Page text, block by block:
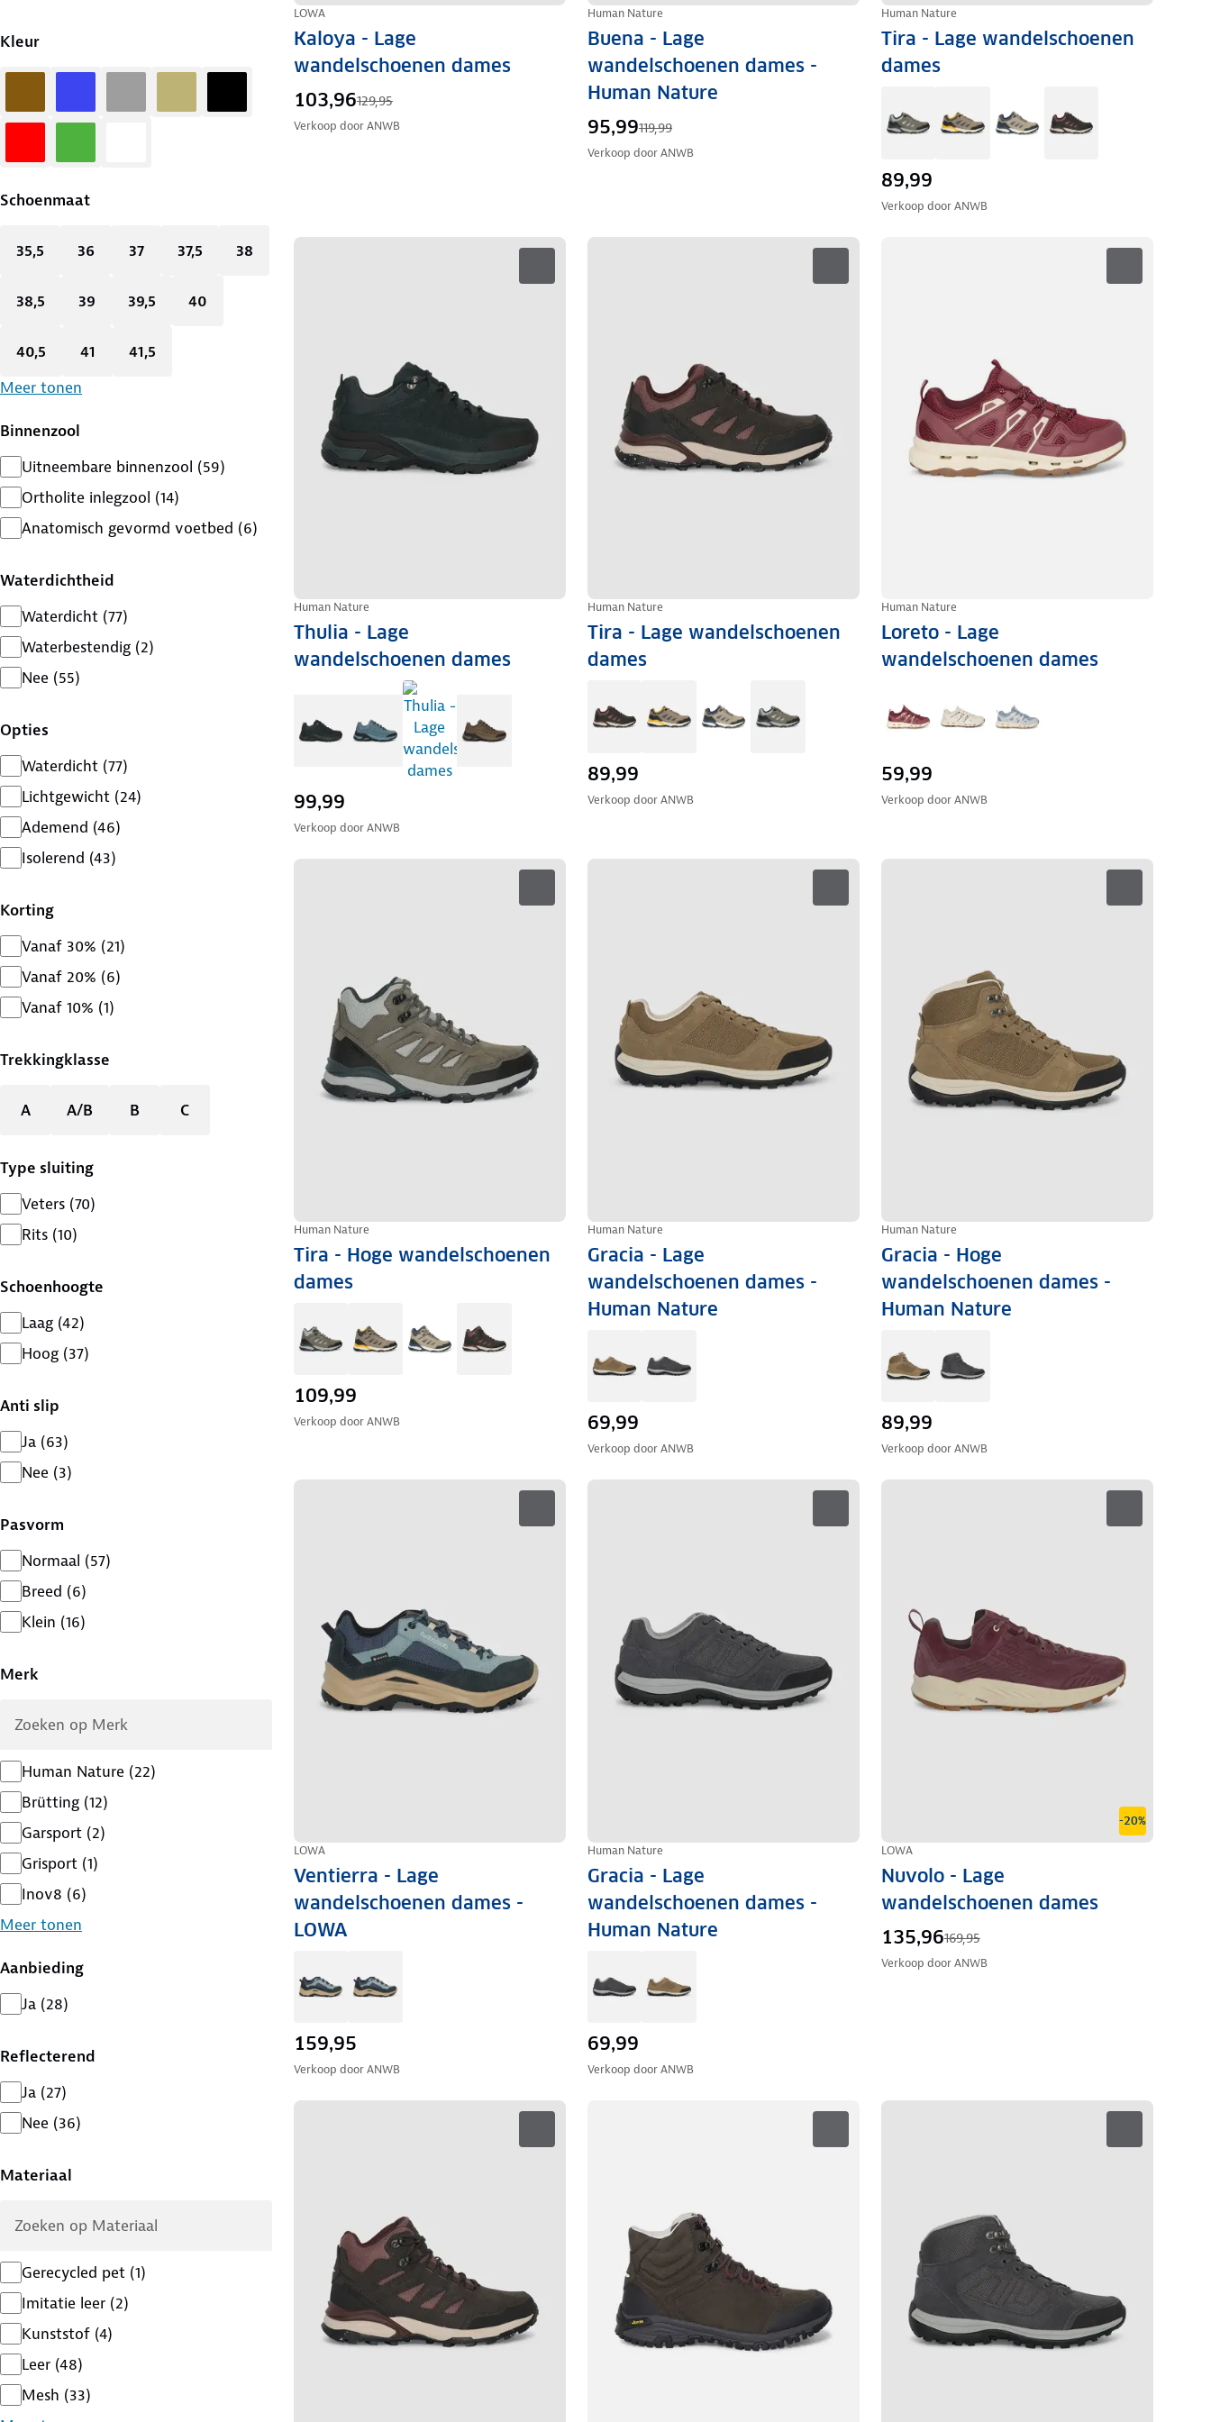
Kleur
Schoenmaat
35,5 36 37 37,5 38
38,5 39 39,5 40
40,5 41
41,5
Meer tonen
Binnenzool
Uitneembare binnenzool (59)
Ortholite inlegzool (14)
Anatomisch gevormd voetbed (6)
Waterdichtheid
Waterdicht (77)
Waterbestendig (2)
Nee (55)
Opties
Waterdicht (77)
Lichtgewicht (24)
Ademend (46)
Isolerend (43)
Korting
Vanaf 30% (21)
Vanaf 20% (6)
Vanaf 10% (1)
Trekkingklasse
A A/B B C
Type sluiting
Veters (70)
Rits (10)
Schoenhoogte
Laag (42)
Hoog (37)
Anti slip
Ja (63)
Nee (3)
Pasvorm
Normaal (57)
Breed (6)
Klein (16)
Merk
Human Nature (22)
Brütting (12)
Garsport (2)
Grisport (1)
Inov8 (6)
Meer tonen
Aanbieding
Ja (28)
Reflecterend
Ja (27)
Nee (36)
Materiaal
Gerecycled pet (1)
Imitatie leer (2)
Kunststof (4)
Leer (48)
Mesh (33)
LOWA
Kaloya - Lage
wandelschoenen dames
103,96129,95
Verkoop doorANWB
Human Nature
Buena - Lage
wandelschoenen dames -
Human Nature
95,99119,99
Verkoop doorANWB
Human Nature
Tira - Lage wandelschoenen
dames
89,99
Verkoop doorANWB
Human Nature
Thulia - Lage
wandelschoenen dames
99,99
Verkoop doorANWB
Human Nature
Tira - Lage wandelschoenen
dames
89,99
Verkoop doorANWB
Human Nature
Loreto - Lage
wandelschoenen dames
59,99
Verkoop doorANWB
Human Nature
Tira - Hoge wandelschoenen
dames
109,99
Verkoop doorANWB
Human Nature
Gracia - Lage
wandelschoenen dames -
Human Nature
69,99
Verkoop doorANWB
Human Nature
Gracia - Hoge
wandelschoenen dames -
Human Nature
89,99
Verkoop doorANWB
LOWA
Ventierra - Lage
wandelschoenen dames -
LOWA
159,95
Verkoop doorANWB
Human Nature
Gracia - Lage
wandelschoenen dames -
Human Nature
69,99
Verkoop doorANWB
-20%
LOWA
Nuvolo - Lage
wandelschoenen dames
135,96169,95
Verkoop doorANWB